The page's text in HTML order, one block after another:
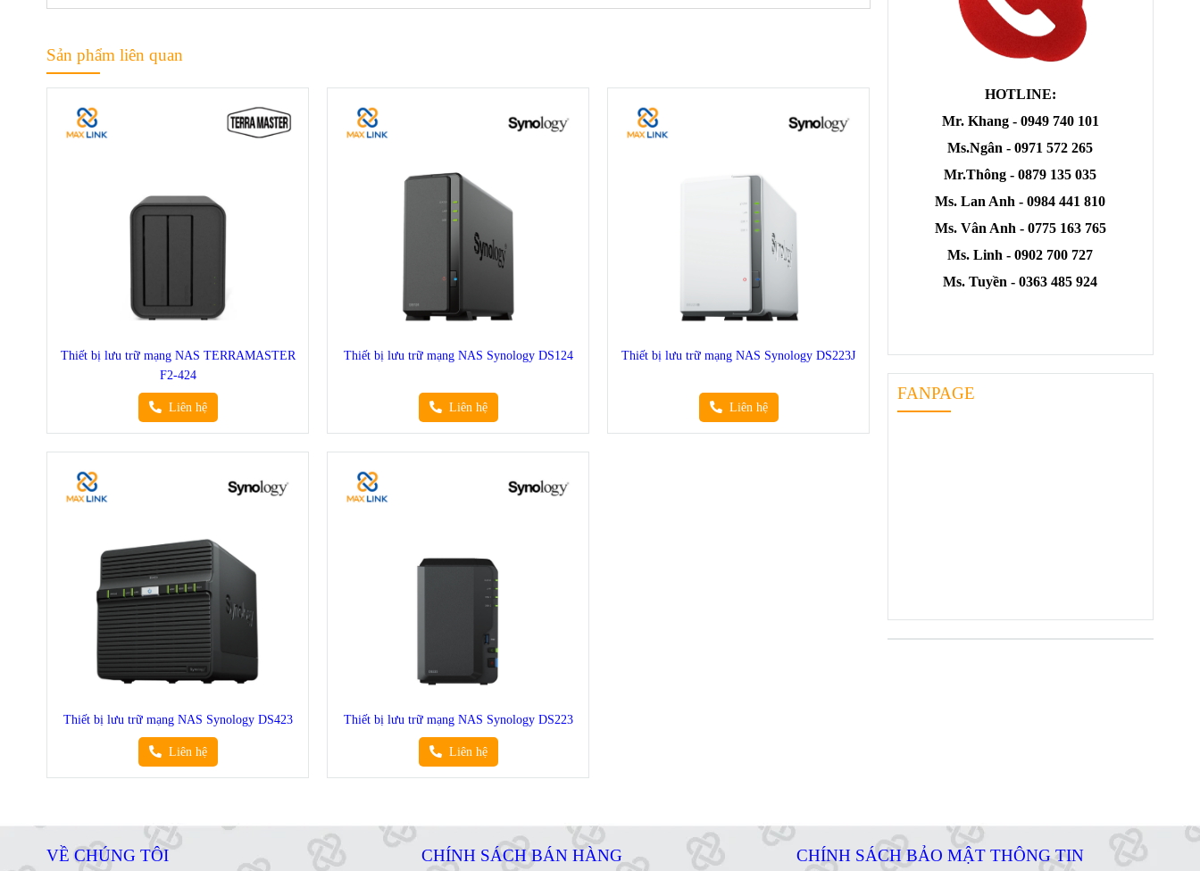
Sản phẩm liên quan
Thiết bị lưu trữ mạng NAS TERRAMASTER
F2-424
Liên hệ
Thiết bị lưu trữ mạng NAS Synology DS124
Liên hệ
Thiết bị lưu trữ mạng NAS Synology DS223J
Liên hệ
Thiết bị lưu trữ mạng NAS Synology DS423
Liên hệ
Thiết bị lưu trữ mạng NAS Synology DS223
Liên hệ
HOTLINE:
Mr. Khang - 0949 740 101
Ms.Ngân - 0971 572 265
Mr.Thông - 0879 135 035
Ms. Lan Anh - 0984 441 810
Ms. Vân Anh - 0775 163 765
Ms. Linh - 0902 700 727
Ms. Tuyền - 0363 485 924
FANPAGE
VỀ CHÚNG TÔI CHÍNH SÁCH BÁN HÀNG CHÍNH SÁCH BẢO MẬT THÔNG TIN